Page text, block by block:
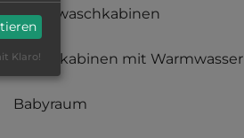
Einzelwaschkabinen
Duschkabinen mit Warmwasser
Babyraum
Klaro!